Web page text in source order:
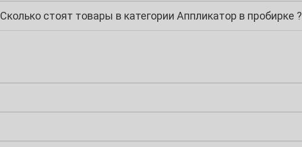
Сколько стоят товары в категории Аппликатор в пробирке ?